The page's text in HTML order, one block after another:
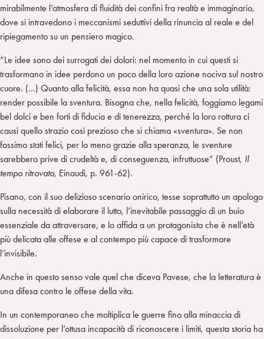
mirabilmente l’atmosfera di fluidità dei confini fra realtà e immaginario,
dove si intravedono i meccanismi seduttivi della rinuncia al reale e del
ripiegamento su un pensiero magico.
“Le idee sono dei surrogati dei dolori: nel momento in cui questi si
trasformano in idee perdono un poco della loro azione nociva sul nostro
cuore. (…) Quanto alla felicità, essa non ha quasi che una sola utilità:
render possibile la sventura. Bisogna che, nella felicità, foggiamo legami
bel dolci e ben forti di fiducia e di tenerezza, perché la loro rottura ci
causi quello strazio così prezioso che si chiama «sventura». Se non
fossimo stati felici, per lo meno grazie alla speranza, le sventure
sarebbero prive di crudeltà e, di conseguenza, infruttuose” (Proust, Il
tempo ritrovato, Einaudi, p. 961-62).
Pisano, con il suo delizioso scenario onirico, tesse soprattutto un apologo
sulla necessità di elaborare il lutto, l’inevitabile passaggio di un buio
essenziale da attraversare, e lo affida a un protagonista che è nell’età
più delicata alle offese e al contempo più capace di trasformare
l’invisibile.
Anche in questo senso vale quel che diceva Pavese, che la letteratura è
una difesa contro le offese della vita.
In un contemporaneo che moltiplica le guerre fino alla minaccia di
dissoluzione per l’ottusa incapacità di riconoscere i limiti, questa storia ha